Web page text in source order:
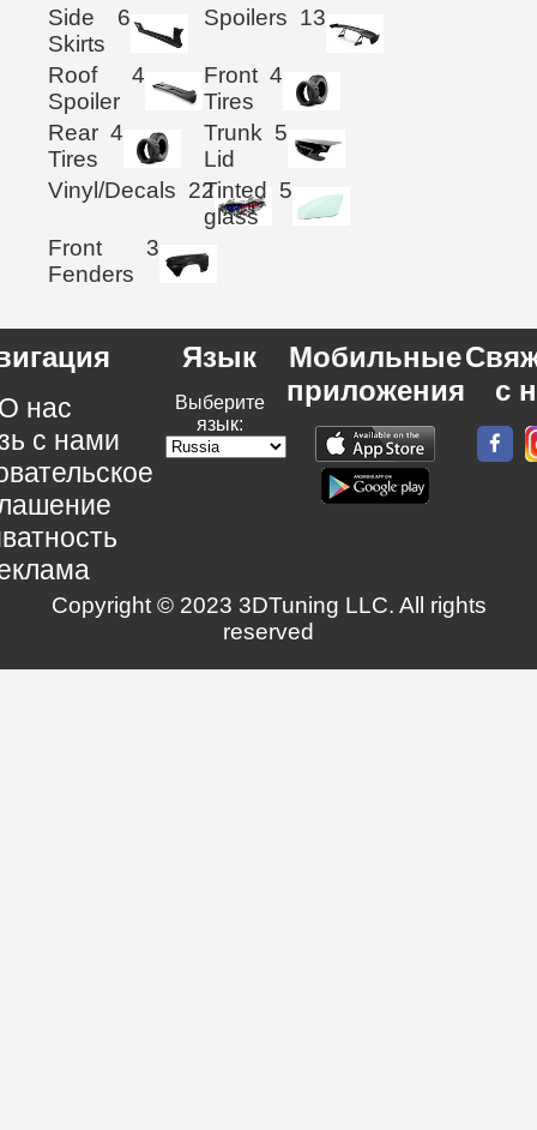
Side
Skirts
6 Spoilers 13
Roof
Spoiler
4
Front
Tires
4
Rear
Tires
4
Trunk
Lid
5
Vinyl/Decals 22Tinted
glass
5
Front
Fenders
3
нас
с нами
Язык
Выберите
язык:
Мобильные
приложения
с
Copyright © 2023 3DTuning LLC. All rights
reserved